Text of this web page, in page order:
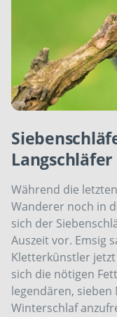
Langschläfer
Während die
Wanderer noch in
sich der
Auszeit vor. Emsig
Kletterkünstler
sich die nötigen
legendären,
Winterschlaf